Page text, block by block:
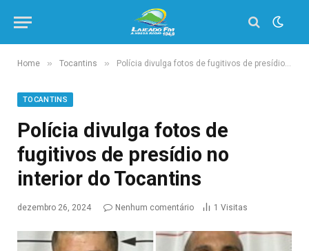
Home » Tocantins » Polícia divulga fotos de fugitivos de presídio no interior do Tocantins
TOCANTINS
Polícia divulga fotos de
fugitivos de presídio no
interior do Tocantins
dezembro 26, 2024 Nenhum comentário 1 Visitas